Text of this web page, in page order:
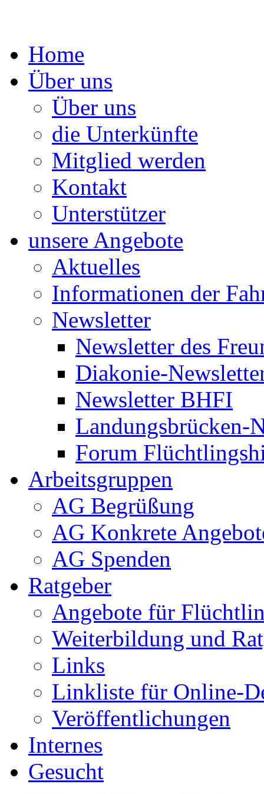
Springe
zum
Home
Über uns
Über uns
die Unterkünfte
Mitglied werden
Kontakt
Unterstützer
unsere Angebote
Aktuelles
Informationen der
Newsletter
Newsletter des
Diakonie-
Newsletter BHFI
Landungsbrücken-
Forum
Arbeitsgruppen
AG Begrüßung
AG Konkrete
AG Spenden
Ratgeber
Angebote für
Weiterbildung und
Links
Linkliste für Online-
Veröffentlichungen
Internes
Gesucht